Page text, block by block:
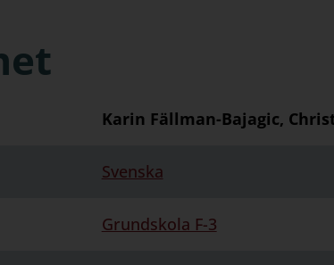
Karin Fällman-Bajagic,
Svenska
Grundskola F-3